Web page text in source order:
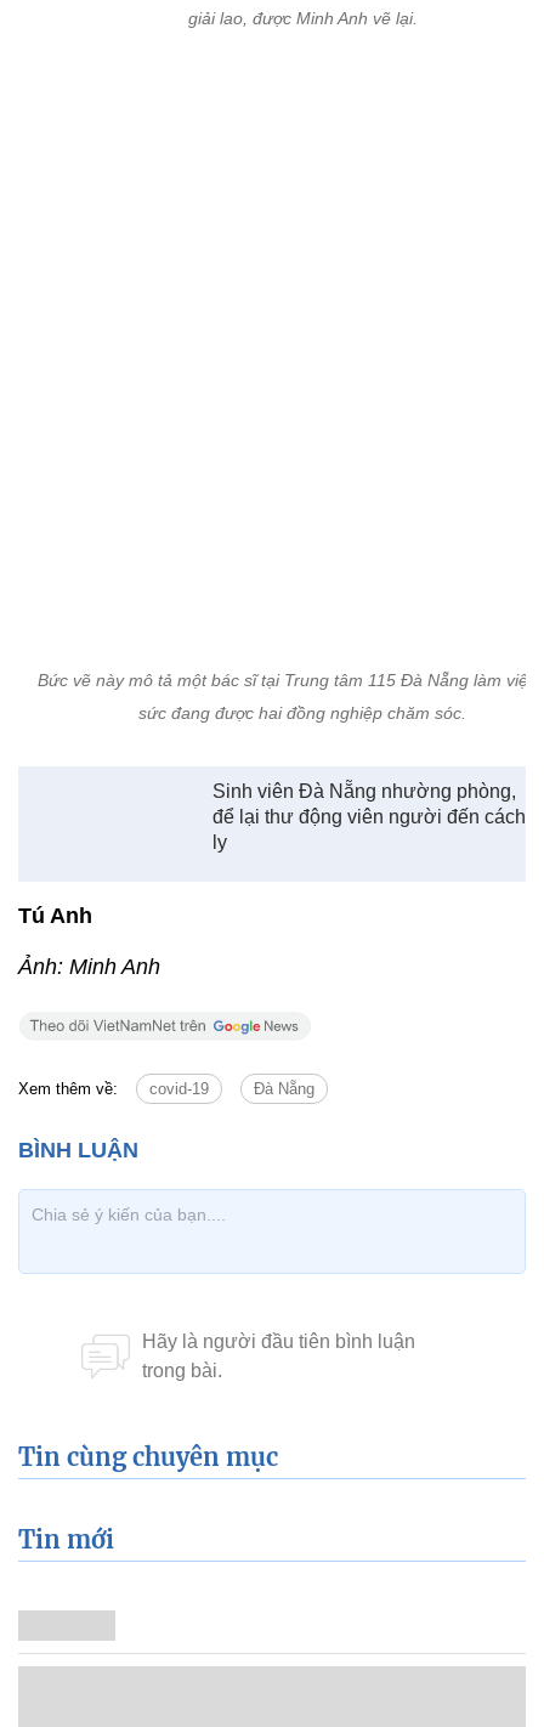
giải lao, được Minh Anh vẽ lại.
Bức vẽ này mô tả một bác sĩ tại Trung tâm 115 Đà Nẵng làm việc
sức đang được hai đồng nghiệp chăm sóc.
Sinh viên Đà Nẵng nhường phòng,
để lại thư động viên người đến cách
ly
Tú Anh
Ảnh: Minh Anh
Xem thêm về: covid-19 Đà Nẵng
Tin cùng chuyên mục
Tin mới